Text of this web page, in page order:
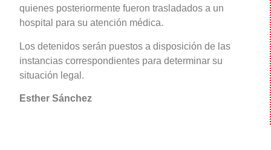
quienes posteriormente fueron trasladados a un
hospital para su atención médica.
Los detenidos serán puestos a disposición de las
instancias correspondientes para determinar su
situación legal.
Esther Sánchez